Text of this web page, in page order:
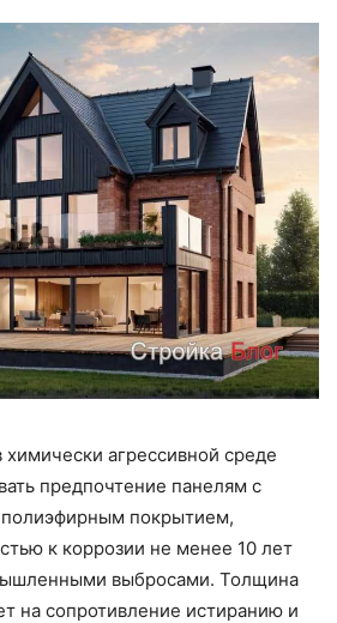
агрессивной среде
предпочтение панелям с
покрытием,
к коррозии не менее 10 лет
выбросами. Толщина
на сопротивление истиранию и